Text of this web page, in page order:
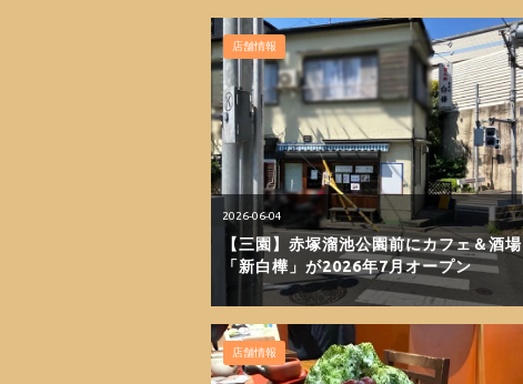
2026-06-04
【三園】赤塚溜池公園前にカフェ＆酒場
「新白樺」が2026年7月オープン
店舗情報
店舗情報